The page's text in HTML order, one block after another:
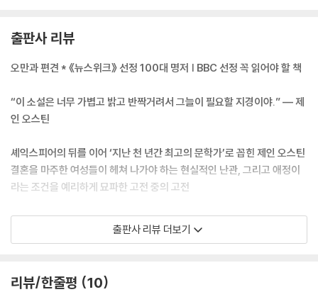
출판사 리뷰
오만과 편견 * 《뉴스위크》 선정 100대 명저 | BBC 선정 꼭 읽어야 할 책
“이 소설은 너무 가볍고 밝고 반짝거려서 그늘이 필요할 지경이야.” ― 제
인 오스틴
셰익스피어의 뒤를 이어 ‘지난 천 년간 최고의 문학가’로 꼽힌 제인 오스틴
결혼을 마주한 여성들이 헤쳐 나가야 하는 현실적인 난관, 그리고 애정이
라는 조건을 예리하게 묘파한 고전 중의 고전
편집자 레터 ___ 편집자 박지아
작가 자신이 보기에도 그늘이 필요할 만큼 가볍고 반짝거리는 소설, 제인
출판사 리뷰 더보기
리뷰/한줄평 10